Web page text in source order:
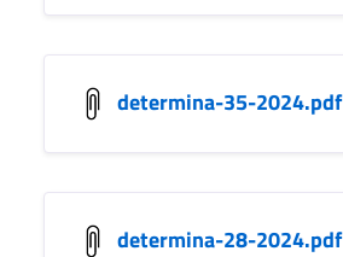
determina-35-2024.pdf
determina-28-2024.pdf